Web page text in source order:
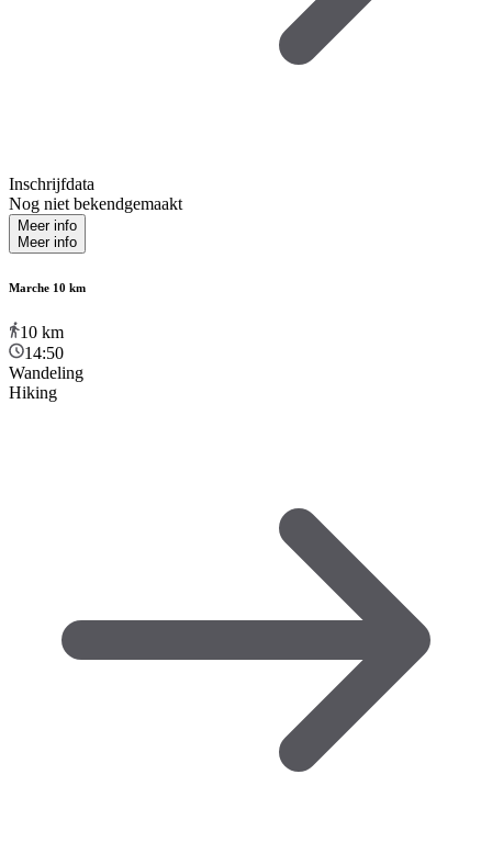
Inschrijfdata
Nog niet bekendgemaakt
Meer info
Meer info
Marche 10 km
10 km
14:50
Wandeling
Hiking